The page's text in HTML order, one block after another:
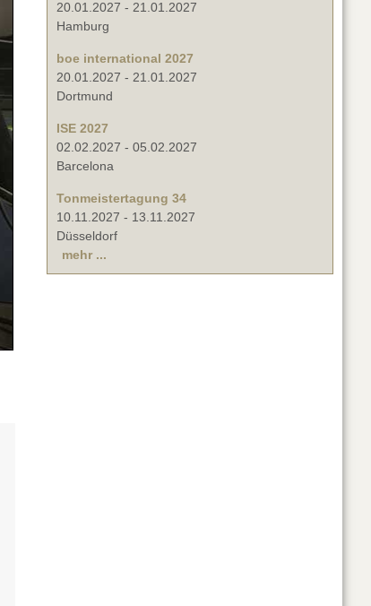
20.01.2027 - 21.01.2027
Hamburg
boe international 2027
20.01.2027 - 21.01.2027
Dortmund
ISE 2027
02.02.2027 - 05.02.2027
Barcelona
Tonmeistertagung 34
10.11.2027 - 13.11.2027
Düsseldorf
mehr ...